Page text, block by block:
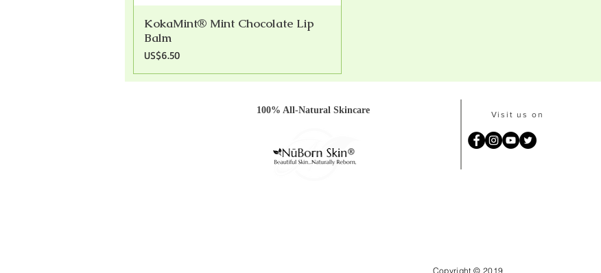
快速瀏覽
KokaMint® Mint Chocolate Lip
Balm
價格
US$6.50
100% All-Natural Skincare Visit us on
Copyright © 2019